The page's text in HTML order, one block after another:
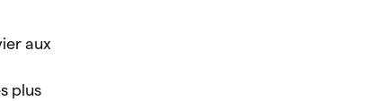
aux
plus